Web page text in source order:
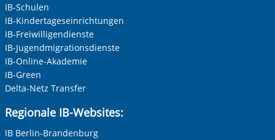
IB-Schulen
IB-Kindertageseinrichtungen
IB-Freiwilligendienste
IB-Jugendmigrationsdienste
IB-Online-Akademie
IB-Green
Delta-Netz Transfer
Regionale IB-Websites:
IB Berlin-Brandenburg